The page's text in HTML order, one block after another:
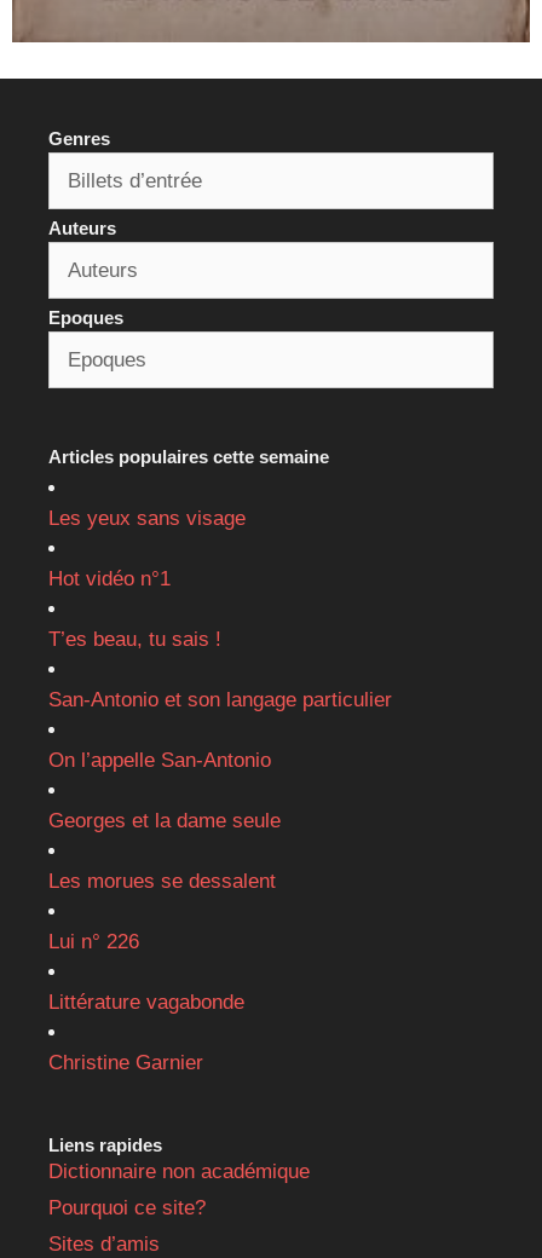
Genres
Auteurs
Epoques
Articles populaires cette semaine
Les yeux sans visage
Hot vidéo n°1
T’es beau, tu sais !
San-Antonio et son langage particulier
On l’appelle San-Antonio
Georges et la dame seule
Les morues se dessalent
Lui n° 226
Littérature vagabonde
Christine Garnier
Liens rapides
Dictionnaire non académique
Pourquoi ce site?
Sites d’amis